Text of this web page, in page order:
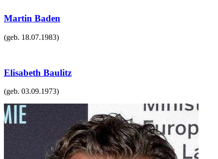
Martin Baden
(geb. 18.07.1983)
Elisabeth Baulitz
(geb. 03.09.1973)